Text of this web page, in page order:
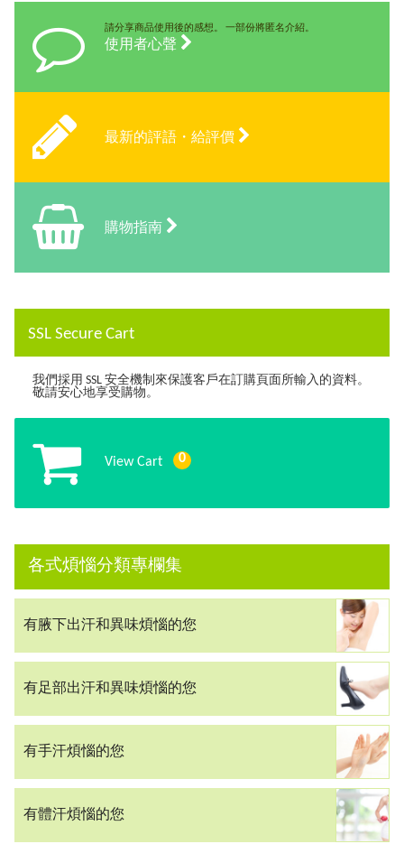
請分享商品使用後的感想。 一部份將匿名介紹。
使用者心聲
最新的評語・給評價
購物指南
SSL Secure Cart
我們採用 SSL 安全機制來保護客戶在訂購頁面所輸入的資料。
敬請安心地享受購物。
View Cart 0
各式煩惱分類專欄集
有腋下出汗和異味煩惱的您
有足部出汗和異味煩惱的您
有手汗煩惱的您
有體汗煩惱的您